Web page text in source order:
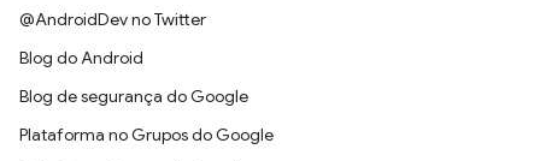
@AndroidDev no Twitter
Blog do Android
Blog de segurança do Google
Plataforma no Grupos do Google